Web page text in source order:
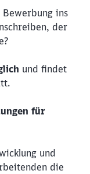
ins
der
und findet
für
und
die